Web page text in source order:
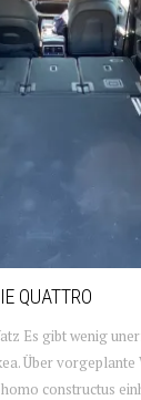
QUATTRO
Es gibt wenig
Über
constructus